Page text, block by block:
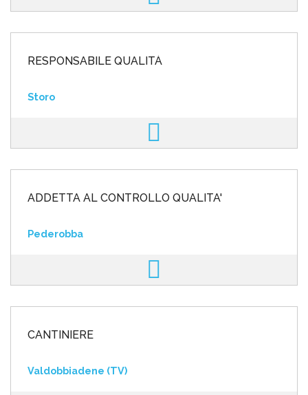
RESPONSABILE QUALITÀ
Storo
ADDETTA AL CONTROLLO QUALITA'
Pederobba
CANTINIERE
Valdobbiadene (TV)